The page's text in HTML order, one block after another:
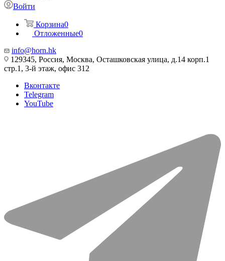
Войти
Корзина0
Отложенные0
info@horn.hk
129345, Россия, Москва, Осташковская улица, д.14 корп.1
стр.1, 3-й этаж, офис 312
Вконтакте
Telegram
YouTube